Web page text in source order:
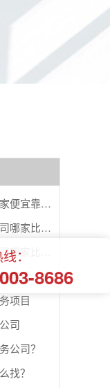
便宜靠谱，三步教你
哪家比较好？
哪家比较好
电话
项目
司
公司？
找？
：
8686